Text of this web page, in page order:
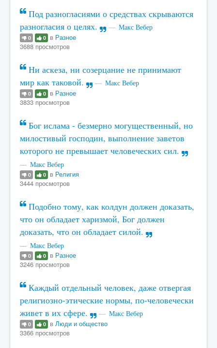
Под разногласиями о средствах скрываются
разногласия о целях.
Макс Вебер
0 0 в Разное
3688 просмотров
Ни аскеза, ни созерцание не принимают
мир как таковой.
Макс Вебер
0 0 в Разное
3833 просмотров
Бог ислама - безмерно могущественный, но
милостивый господин, выполнение заветов
которого не превышает человеческих сил.
Макс Вебер
0 0 в Религия
3444 просмотров
Подобно тому, как колдун должен доказать,
что он обладает харизмой, Бог должен
доказать, что он обладает силой.
Макс Вебер
0 0 в Разное
3246 просмотров
Каждый отдельный человек, даже отвергая
религиозно-этические нормы, по-человечески
живет в их сфере.
Макс Вебер
0 0 в Люди и общество
3366 просмотров